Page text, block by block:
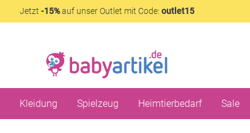
Jetzt -15%auf unser Outlet mit Code: outlet15
Kleidung Spielzeug Heimtierbedarf Sale